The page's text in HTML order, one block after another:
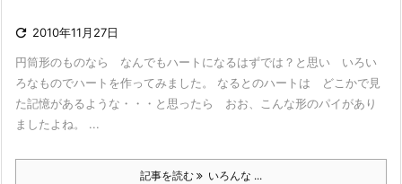
 2010年11月27日
円筒形のものなら なんでもハートになるはずでは？と思い いろい
ろなものでハートを作ってみました。 なるとのハートは どこかで見
た記憶があるような・・・と思ったら おお、こんな形のパイがあり
ましたよね。 ...
記事を読む いろんな ...